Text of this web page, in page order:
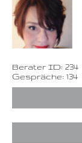
Berater ID: 234
Gespräche: 134
Zurück